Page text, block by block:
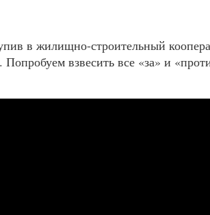
в жилищно-строительный
взвесить все «за» и